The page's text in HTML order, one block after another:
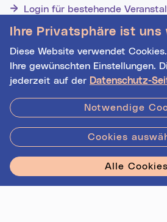
Ihre Privatsphäre ist uns
Diese Website verwendet
Ihre gewünschten Einstellungen.
jederzeit auf der Datenschutz-
Notwendige
Cookies
Alle Cookies
Login für bestehende
Veranstalter*innen!